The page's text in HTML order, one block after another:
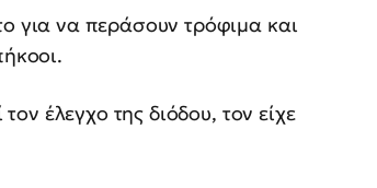
για να περάσουν τρόφιμα και
τον έλεγχο της διόδου, τον είχε